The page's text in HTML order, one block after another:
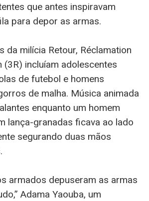
que antes inspiravam
para depor as armas.
da milícia Retour, Réclamation
(3R) incluíam adolescentes
de futebol e homens
de malha. Música animada
enquanto um homem
lança-granadas ficava ao lado
segurando duas mãos
armados depuseram as armas
Adama Yaouba, um